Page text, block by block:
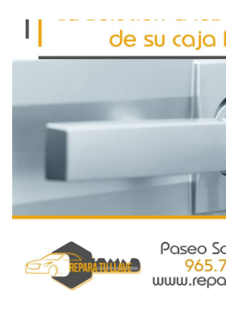
No obstante, si aún así les queda
Passeig del Saladar, 75 (Denia).